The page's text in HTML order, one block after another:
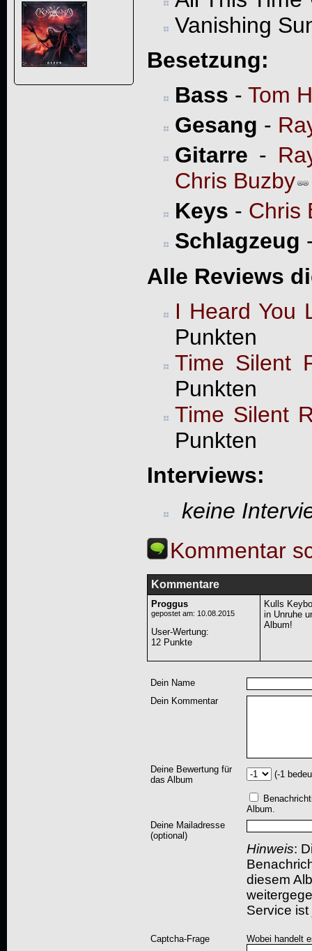
Vanishing
Besetzung:
Bass - Tom
Gesang -
Gitarre -
Chris Buzby
Keys - Chris
Schlagzeug
Alle Reviews
I Heard You
Punkten
Time Silent
Punkten
Time Silent
Punkten
Interviews:
keine
Kommentar
Kommentare
Proggus
gepostet am: 10.08.2015
User-Wertung:
12 Punkte
Kulls
in Unruhe
Album!
Dein Name
Dein Kommentar
Deine Bewertung für
das Album
(-1
Album.
Deine Mailadresse
(optional)
Hinweis:
diesem
Service
Captcha-Frage Wobei handelt